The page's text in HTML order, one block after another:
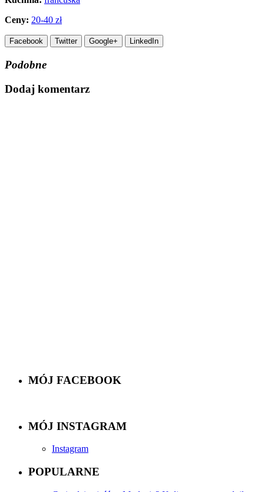
Ceny: 20-40 zł
Facebook Twitter Google+ LinkedIn
Podobne
Dodaj komentarz
MÓJ FACEBOOK
MÓJ INSTAGRAM
Instagram
POPULARNE